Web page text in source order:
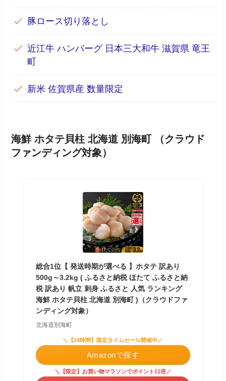
豚ロース切り落とし
近江牛 ハンバーグ 日本三大和牛 滋賀県 竜王
町
新米 佐賀県産 数量限定
海鮮 ホタテ貝柱 北海道 別海町 （クラウド
ファンディング対象）
総合1位【 発送時期が選べる 】ホタテ 訳あり
500g～3.2kg ( ふるさと納税 ほたて ふるさと納
税 訳あり 帆立 刺身 ふるさと 人気 ランキング
海鮮 ホタテ貝柱 北海道 別海町 )（クラウドファ
ンディング対象）
北海道別海町
＼【24時間】限定タイムセール開催中／
Amazonで探す
＼【限定】お買い物マラソンでポイント11倍／